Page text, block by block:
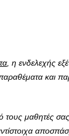
, η ενδελεχής
και
μαθητές